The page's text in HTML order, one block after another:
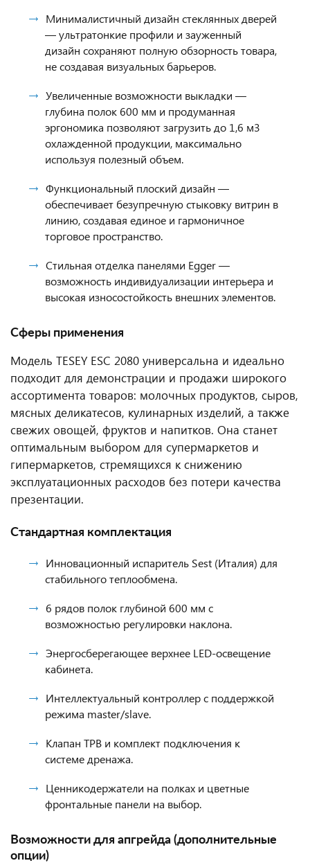
Минималистичный дизайн стеклянных дверей
— ультратонкие профили и зауженный
дизайн сохраняют полную обзорность товара,
не создавая визуальных барьеров.
Увеличенные возможности выкладки —
глубина полок 600 мм и продуманная
эргономика позволяют загрузить до 1,6 м3
охлажденной продукции, максимально
используя полезный объем.
Функциональный плоский дизайн —
обеспечивает безупречную стыковку витрин в
линию, создавая единое и гармоничное
торговое пространство.
Стильная отделка панелями Egger —
возможность индивидуализации интерьера и
высокая износостойкость внешних элементов.
Сферы применения
Модель TESEY ESC 2080 универсальна и идеально
подходит для демонстрации и продажи широкого
ассортимента товаров: молочных продуктов, сыров,
мясных деликатесов, кулинарных изделий, а также
свежих овощей, фруктов и напитков. Она станет
оптимальным выбором для супермаркетов и
гипермаркетов, стремящихся к снижению
эксплуатационных расходов без потери качества
презентации.
Стандартная комплектация
Инновационный испаритель Sest (Италия) для
стабильного теплообмена.
6 рядов полок глубиной 600 мм с
возможностью регулировки наклона.
Энергосберегающее верхнее LED-освещение
кабинета.
Интеллектуальный контроллер с поддержкой
режима master/slave.
Клапан ТРВ и комплект подключения к
системе дренажа.
Ценникодержатели на полках и цветные
фронтальные панели на выбор.
Возможности для апгрейда (дополнительные
опции)